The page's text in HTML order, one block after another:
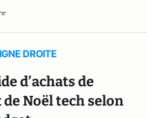
DROITE
d’achats de
de Noël tech selon